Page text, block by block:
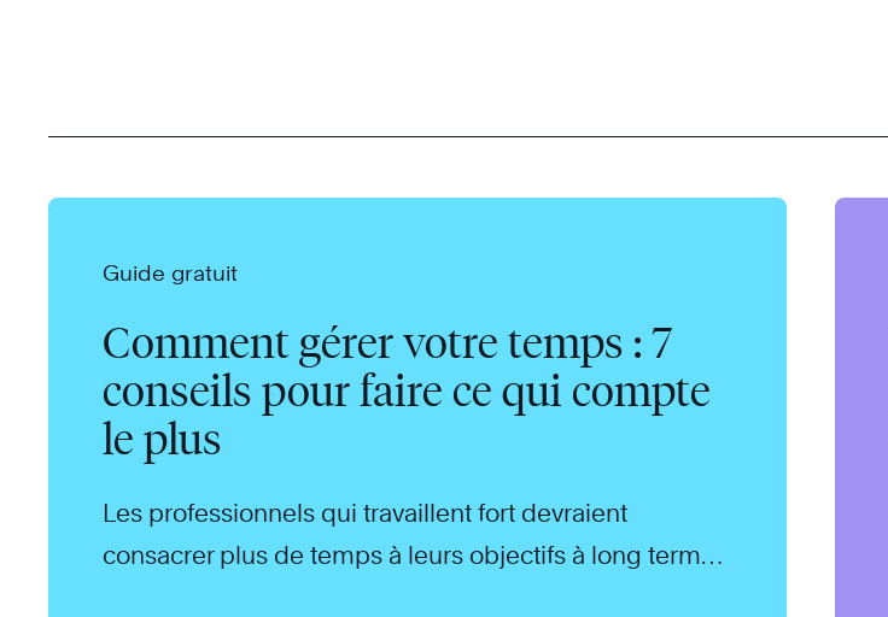
Guide gratuit
Comment gérer votre temps : 7
conseils pour faire ce qui compte
le plus
Les professionnels qui travaillent fort devraient
consacrer plus de temps à leurs objectifs à long terme.